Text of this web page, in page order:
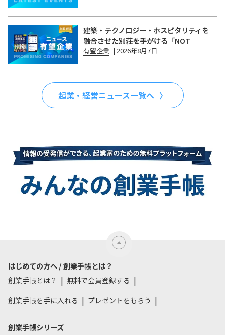
建築・テクノロジー・ホスピタリティを
融合させた別荘を手がける「NOT
有望企業 | 2026年8月7日
起業・経営ニュース一覧へ
はじめての方へ / 創業手帳とは？
創業手帳とは？
無料で会員登録する
創業手帳を手に入れる
プレゼントをもらう
創業手帳シリーズ